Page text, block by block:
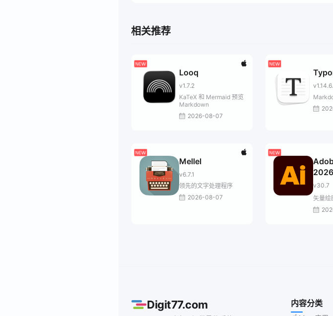
相关推荐
Looq
v1.7.2
KaTeX 和 Mermaid 预览
Markdown
2026-08-07
Mellel
v6.7.1
领先的文字处理程序
2026-08-07
2026
v30.7
矢量绘
Digit77.com 内容分类